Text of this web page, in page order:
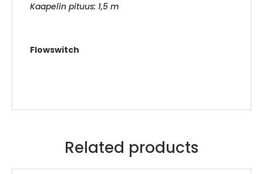
Kaapelin pituus: 1,5 m
Flowswitch
Related products